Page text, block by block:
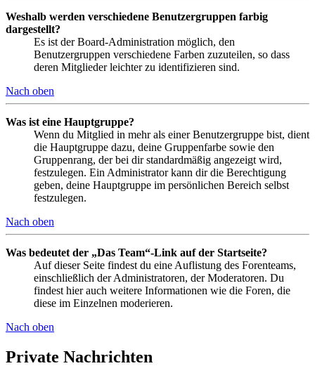
Weshalb werden verschiedene Benutzergruppen farbig
dargestellt?
Es ist der Board-Administration möglich, den
Benutzergruppen verschiedene Farben zuzuteilen, so dass
deren Mitglieder leichter zu identifizieren sind.
Nach oben
Was ist eine Hauptgruppe?
Wenn du Mitglied in mehr als einer Benutzergruppe bist, dient
die Hauptgruppe dazu, deine Gruppenfarbe sowie den
Gruppenrang, der bei dir standardmäßig angezeigt wird,
festzulegen. Ein Administrator kann dir die Berechtigung
geben, deine Hauptgruppe im persönlichen Bereich selbst
festzulegen.
Nach oben
Was bedeutet der „Das Team“-Link auf der Startseite?
Auf dieser Seite findest du eine Auflistung des Forenteams,
einschließlich der Administratoren, der Moderatoren. Du
findest hier auch weitere Informationen wie die Foren, die
diese im Einzelnen moderieren.
Nach oben
Private Nachrichten